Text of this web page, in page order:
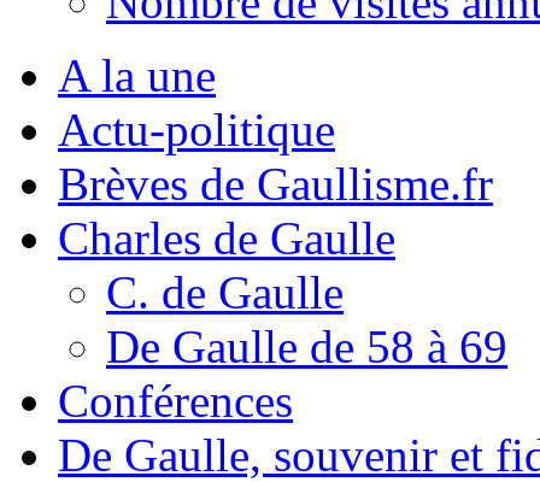
A la une
Actu-politique
Brèves de Gaullisme.fr
Charles de Gaulle
C. de Gaulle
De Gaulle de 58 à 69
Conférences
De Gaulle, souvenir et